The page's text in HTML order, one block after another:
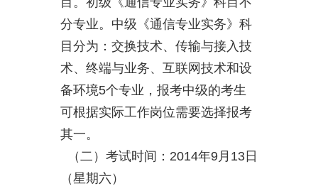
分专业。中级《通信专业实务》科
目分为：交换技术、传输与接入技
术、终端与业务、互联网技术和设
备环境5个专业，报考中级的考生
可根据实际工作岗位需要选择报考
其一。
（二）考试时间：2014年9月13日
（星期六）